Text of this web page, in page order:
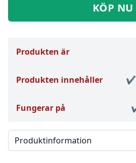
KÖP NU
Produkten är
Produkten innehåller
Fungerar på
Välj en flik